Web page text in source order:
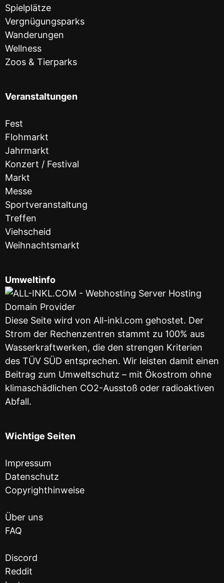
Spielplätze
Vergnügungsparks
Wanderungen
Wellness
Zoos & Tierparks
Veranstaltungen
Fest
Flohmarkt
Jahrmarkt
Konzert / Festival
Markt
Messe
Sportveranstaltung
Treffen
Viehscheid
Weihnachtsmarkt
Umweltinfo
Diese Seite wird von All-inkl.com gehostet. Der
Strom der Rechenzentren stammt zu 100% aus
Wasserkraftwerken, die den strengen Kriterien
des TÜV SÜD entsprechen. Wir leisten damit einen
Beitrag zum Umweltschutz – mit Ökostrom ohne
klimaschädlichen CO2-Ausstoß oder radioaktiven
Abfall.
Wichtige Seiten
Impressum
Datenschutz
Copyrighthinweise
Über uns
FAQ
Discord
Reddit